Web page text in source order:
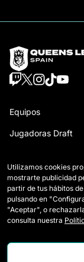
Equipos
Jugadoras Draft
Partidos
Clasificación
Estadísticas
Utilizamos cookies
mostrarte publicidad
partir de tus hábitos
pulsando en
"Aceptar", o
consulta nuestra